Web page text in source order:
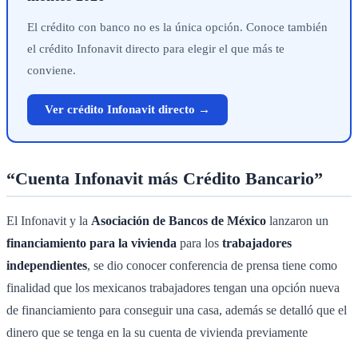
El crédito con banco no es la única opción. Conoce también
el crédito Infonavit directo para elegir el que más te
conviene.
Ver crédito Infonavit directo →
“Cuenta Infonavit más Crédito Bancario”
El Infonavit y la Asociación de Bancos de México lanzaron un
financiamiento para la vivienda para los trabajadores
independientes, se dio conocer conferencia de prensa tiene como
finalidad que los mexicanos trabajadores tengan una opción nueva
de financiamiento para conseguir una casa, además se detalló que el
dinero que se tenga en la su cuenta de vivienda previamente